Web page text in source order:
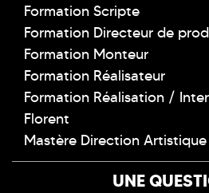
Formation Scripte
Formation Directeur de
Formation Monteur
Formation Réalisateur
Formation Réalisation /
Florent
Mastère Direction
UNE